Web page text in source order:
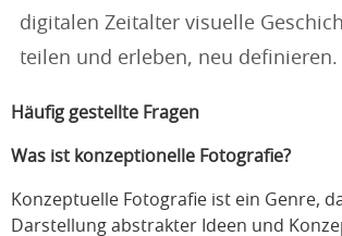
digitalen Zeitalter visuelle
teilen und erleben, neu definieren.
Häufig gestellte Fragen
Was ist konzeptionelle Fotografie?
Konzeptuelle Fotografie ist ein Genre,
Darstellung abstrakter Ideen und